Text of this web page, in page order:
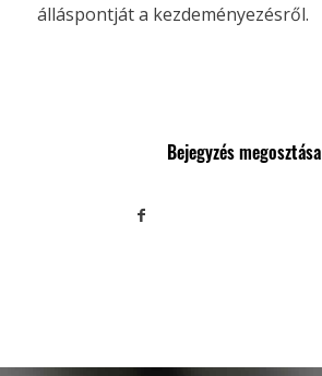
álláspontját a kezdeményezésről.
Bejegyzés megosztása